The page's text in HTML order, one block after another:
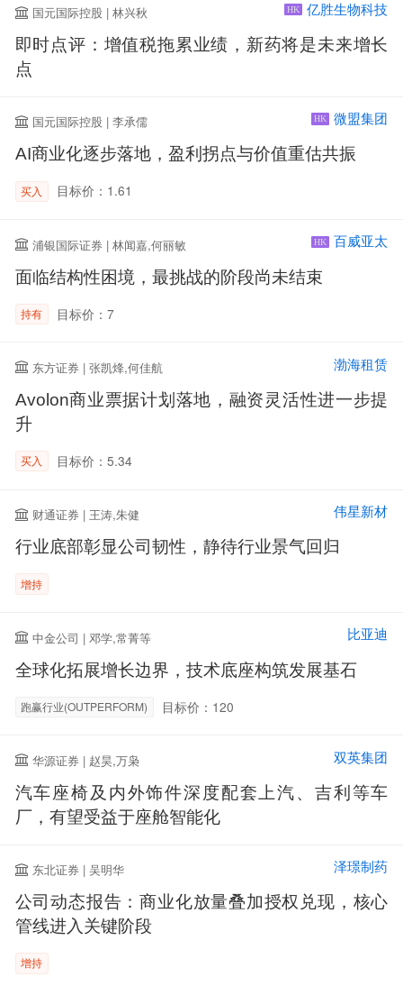
国元国际控股 | 林兴秋 HK 亿胜生物科技
即时点评：增值税拖累业绩，新药将是未来增长
点
国元国际控股 | 李承儒 HK 微盟集团
AI商业化逐步落地，盈利拐点与价值重估共振
买入 目标价：1.61
浦银国际证券 | 林闻嘉,何丽敏 HK 百威亚太
面临结构性困境，最挑战的阶段尚未结束
持有 目标价：7
东方证券 | 张凯烽,何佳航 渤海租赁
Avolon商业票据计划落地，融资灵活性进一步提
升
买入 目标价：5.34
财通证券 | 王涛,朱健 伟星新材
行业底部彰显公司韧性，静待行业景气回归
增持
中金公司 | 邓学,常菁等 比亚迪
全球化拓展增长边界，技术底座构筑发展基石
跑赢行业(OUTPERFORM) 目标价：120
华源证券 | 赵昊,万枭 双英集团
汽车座椅及内外饰件深度配套上汽、吉利等车
厂，有望受益于座舱智能化
东北证券 | 吴明华 泽璟制药
公司动态报告：商业化放量叠加授权兑现，核心
管线进入关键阶段
增持